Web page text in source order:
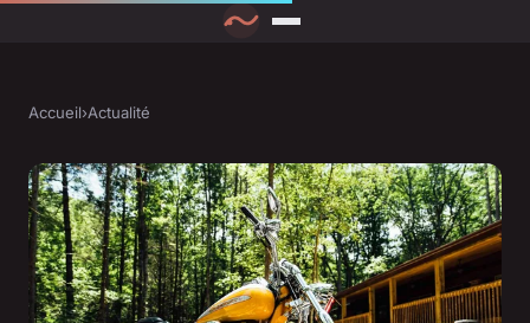
Accueil›Actualité